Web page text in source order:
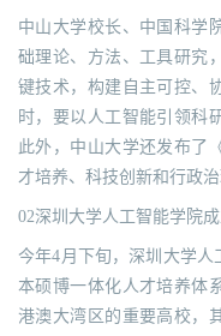
中山大学校长、中国科学
础理论、方法、工具研究
键技术，构建自主可控、
时，要以人工智能引领科
此外，中山大学还发布了
才培养、科技创新和行政治
02深圳大学人工智能学院
今年4月下旬，深圳大学
本硕博一体化人才培养体
港澳大湾区的重要高校，